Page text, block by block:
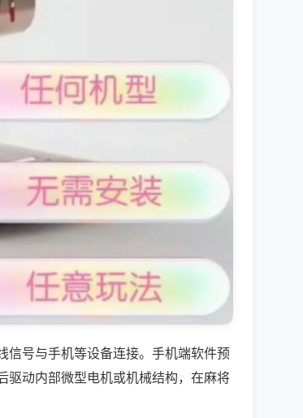
信号与手机等设备连接。手机端软件预
驱动内部微型电机或机械结构，在麻将